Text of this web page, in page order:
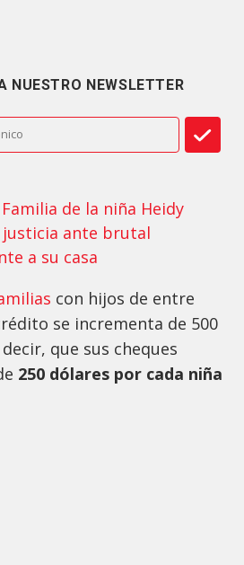
NUESTRO NEWSLETTER
Familia de la niña Heidy
justicia ante brutal
a su casa
con hijos de entre
se incrementa de 500
que sus cheques
250 dólares por cada niña